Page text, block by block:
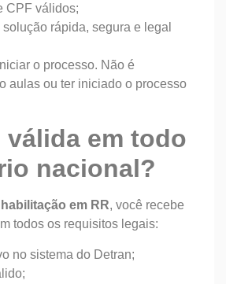
CPF válidos;
rápida, segura e legal
o processo. Não é
aulas ou ter iniciado o processo
válida em todo
nacional?
em RR, você recebe
todos os requisitos legais:
no sistema do Detran;